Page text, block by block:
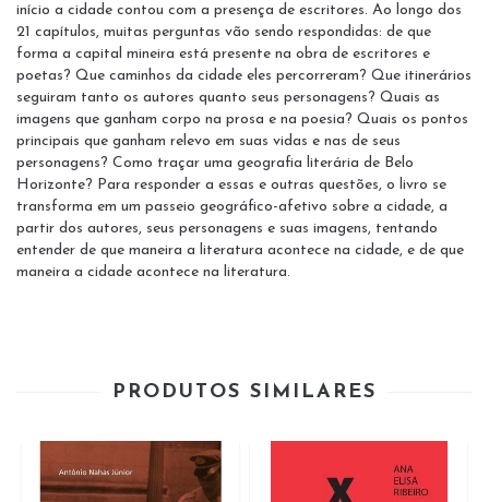
início a cidade contou com a presença de escritores. Ao longo dos
21 capítulos, muitas perguntas vão sendo respondidas: de que
forma a capital mineira está presente na obra de escritores e
poetas? Que caminhos da cidade eles percorreram? Que itinerários
seguiram tanto os autores quanto seus personagens? Quais as
imagens que ganham corpo na prosa e na poesia? Quais os pontos
principais que ganham relevo em suas vidas e nas de seus
personagens? Como traçar uma geografia literária de Belo
Horizonte? Para responder a essas e outras questões, o livro se
transforma em um passeio geográfico-afetivo sobre a cidade, a
partir dos autores, seus personagens e suas imagens, tentando
entender de que maneira a literatura acontece na cidade, e de que
maneira a cidade acontece na literatura.
PRODUTOS SIMILARES